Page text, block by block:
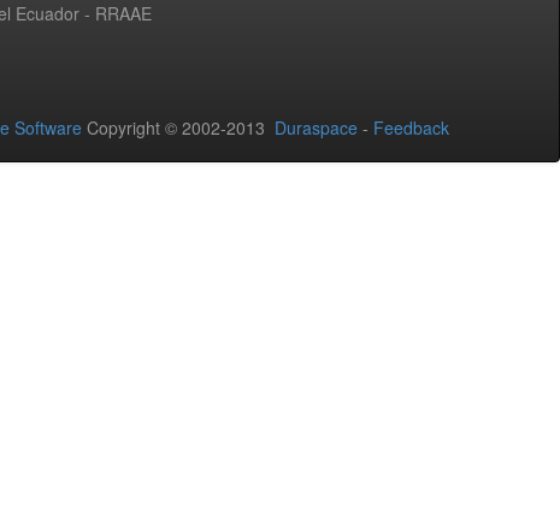
Ecuador - RRAAE
Software Copyright © 2002-2013 Duraspace - Feedback